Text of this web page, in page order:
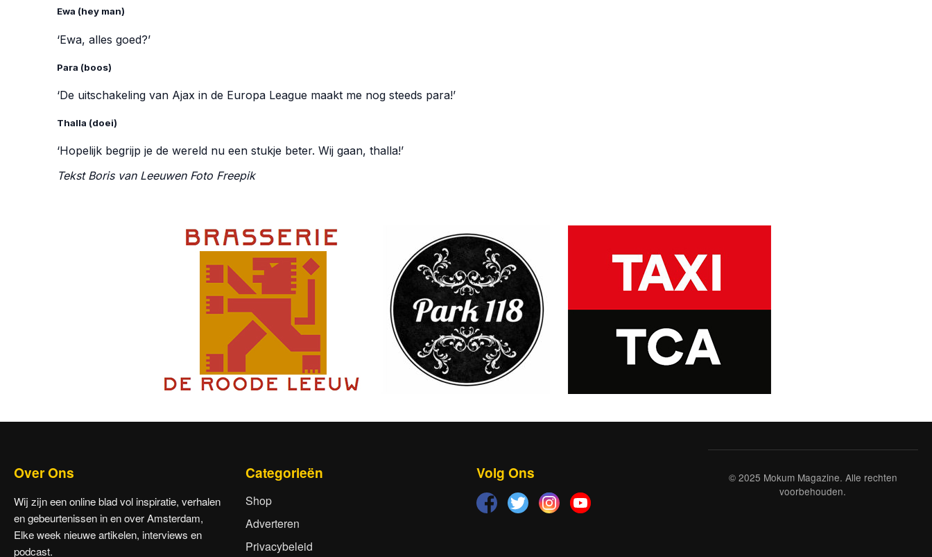
Ewa (hey man)
‘Ewa, alles goed?’
Para (boos)
‘De uitschakeling van Ajax in de Europa League maakt me nog steeds para!’
Thalla (doei)
‘Hopelijk begrijp je de wereld nu een stukje beter. Wij gaan, thalla!’
Tekst Boris van Leeuwen Foto Freepik
Over Ons
Wij zijn een online blad vol inspiratie, verhalen
en gebeurtenissen in en over Amsterdam,
Elke week nieuwe artikelen, interviews en
podcast.
Categorieën
Shop
Adverteren
Privacybeleid
Volg Ons
© 2025 Mokum Magazine. Alle rechten
voorbehouden.